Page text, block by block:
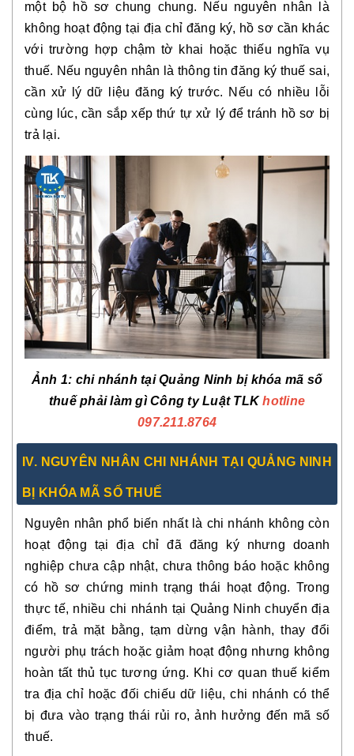
một bộ hồ sơ chung chung. Nếu nguyên nhân là
không hoạt động tại địa chỉ đăng ký, hồ sơ cần khác
với trường hợp chậm tờ khai hoặc thiếu nghĩa vụ
thuế. Nếu nguyên nhân là thông tin đăng ký thuế sai,
cần xử lý dữ liệu đăng ký trước. Nếu có nhiều lỗi
cùng lúc, cần sắp xếp thứ tự xử lý để tránh hồ sơ bị
trả lại.
Ảnh 1: chi nhánh tại Quảng Ninh bị khóa mã số
thuế phải làm gì Công ty Luật TLKhotline
097.211.8764
IV. NGUYÊN NHÂN CHI NHÁNH TẠI QUẢNG NINH
BỊ KHÓA MÃ SỐ THUẾ
Nguyên nhân phổ biến nhất là chi nhánh không còn
hoạt động tại địa chỉ đã đăng ký nhưng doanh
nghiệp chưa cập nhật, chưa thông báo hoặc không
có hồ sơ chứng minh trạng thái hoạt động. Trong
thực tế, nhiều chi nhánh tại Quảng Ninh chuyển địa
điểm, trả mặt bằng, tạm dừng vận hành, thay đổi
người phụ trách hoặc giảm hoạt động nhưng không
hoàn tất thủ tục tương ứng. Khi cơ quan thuế kiểm
tra địa chỉ hoặc đối chiếu dữ liệu, chi nhánh có thể
bị đưa vào trạng thái rủi ro, ảnh hưởng đến mã số
thuế.